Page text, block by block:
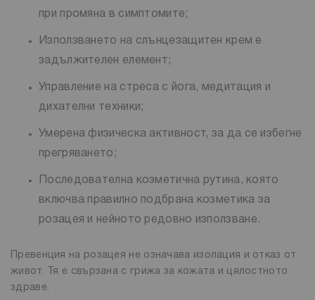
при промяна в симптомите;
Използването на слънцезащитен крем е
задължителен елемент;
Управление на стреса с йога, медитация и
дихателни техники;
Умерена физическа активност, за да се избегне
прегряването;
Последователна козметична рутина, която
включва правилно подбрана козметика за
розацея и нейното редовно използване.
Превенция на розацея не означава изолация и отказ от
живот. Тя е свързана с грижа за кожата и цялостното
здраве.